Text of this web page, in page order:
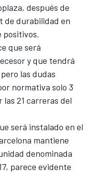
, después de
de durabilidad en
positivos.
que será
y que tendrá
las dudas
normativa solo 3
21 carreras del
será instalado en el
mantiene
denominada
parece evidente